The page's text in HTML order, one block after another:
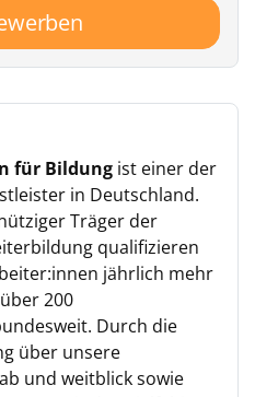
für Bildung ist einer der
in Deutschland.
Träger der
qualifizieren
jährlich mehr
200
Durch die
über unsere
und weitblick sowie